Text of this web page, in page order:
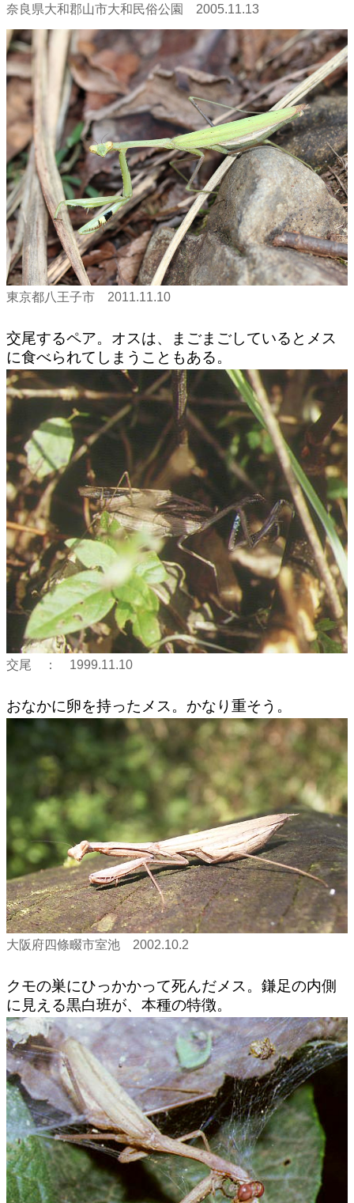
奈良県大和郡山市大和民俗公園 2005.11.13
東京都八王子市 2011.11.10
交尾するペア。オスは、まごまごしているとメス
に食べられてしまうこともある。
交尾 ： 1999.11.10
おなかに卵を持ったメス。かなり重そう。
大阪府四條畷市室池 2002.10.2
クモの巣にひっかかって死んだメス。鎌足の内側
に見える黒白班が、本種の特徴。